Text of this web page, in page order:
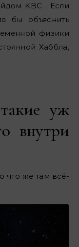
KBC . Если
бы объяснить
физики
Хаббла,
уж
внутри
что же там всё-